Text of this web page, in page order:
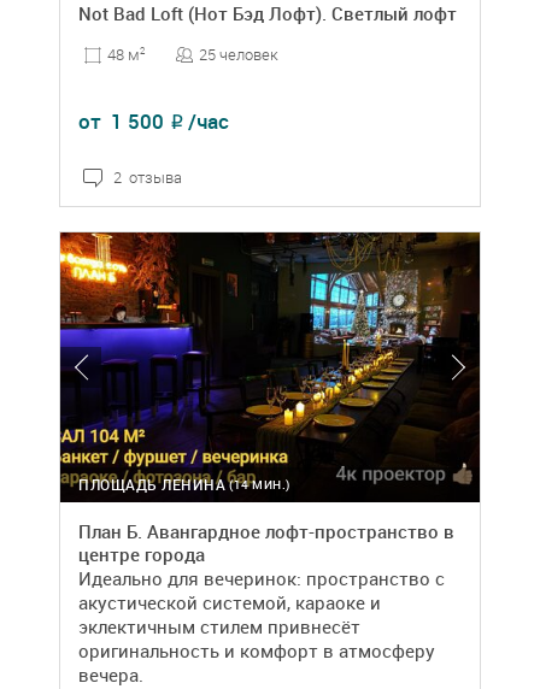
Not Bad Loft (Нот Бэд Лофт). Светлый лофт
48 м2 25 человек
от 1 500 ₽ /час
2 отзыва
(14 МИН.)
ПЛОЩАДЬ ЛЕНИНА
План Б. Авангардное лофт-пространство в
центре города
Идеально для вечеринок: пространство с
акустической системой, караоке и
эклектичным стилем привнесёт
оригинальность и комфорт в атмосферу
вечера.